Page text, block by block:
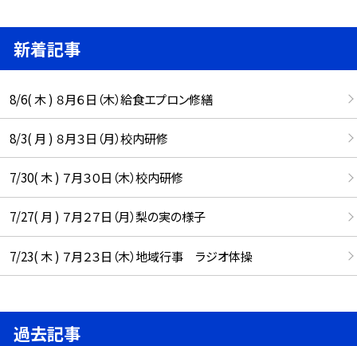
新着記事
8/6( 木 ) ８月６日（木）給食エプロン修繕
8/3( 月 ) ８月３日（月）校内研修
7/30( 木 ) ７月３０日（木）校内研修
7/27( 月 ) ７月２７日（月）梨の実の様子
7/23( 木 ) ７月２３日（木）地域行事 ラジオ体操
過去記事